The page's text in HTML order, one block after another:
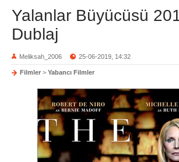
Yalanlar Büyücüsü
Dublaj
Meliksah_2006 25-06-2019, 14:32
Filmler > Yabancı Filmler